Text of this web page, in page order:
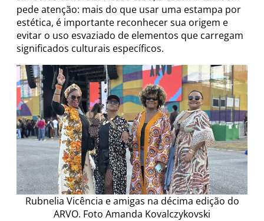
pede atenção: mais do que usar uma estampa por
estética, é importante reconhecer sua origem e
evitar o uso esvaziado de elementos que carregam
significados culturais específicos.
Rubnelia Vicência e amigas na décima edição do
ARVO. Foto Amanda Kovalczykovski